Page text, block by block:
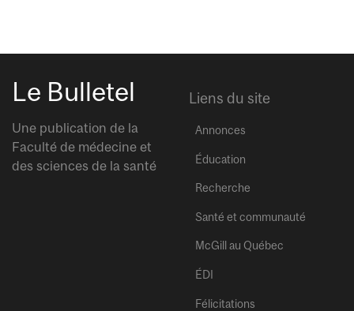
Le Bulletel
Une publication de la
Faculté de médecine et
des sciences de la santé
Liens du site
Annonces
Éducation
Recherche
Santé et communauté
McGill au Québec
ÉDI
Félicitations